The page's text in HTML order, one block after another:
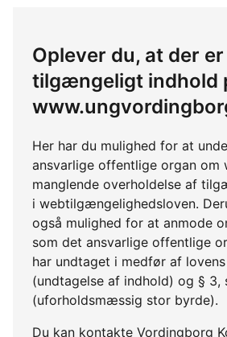
Oplever du, at der
tilgængeligt indhold
Her har du mulighed for at
ansvarlige offentlige organ om
manglende overholdelse af
i webtilgængelighedsloven.
også mulighed for at anmode
som det ansvarlige offentlige
har undtaget i medfør af lovens
(undtagelse af indhold) og § 3,
(uforholdsmæssig stor byrde).
Du kan kontakte Vordingborg